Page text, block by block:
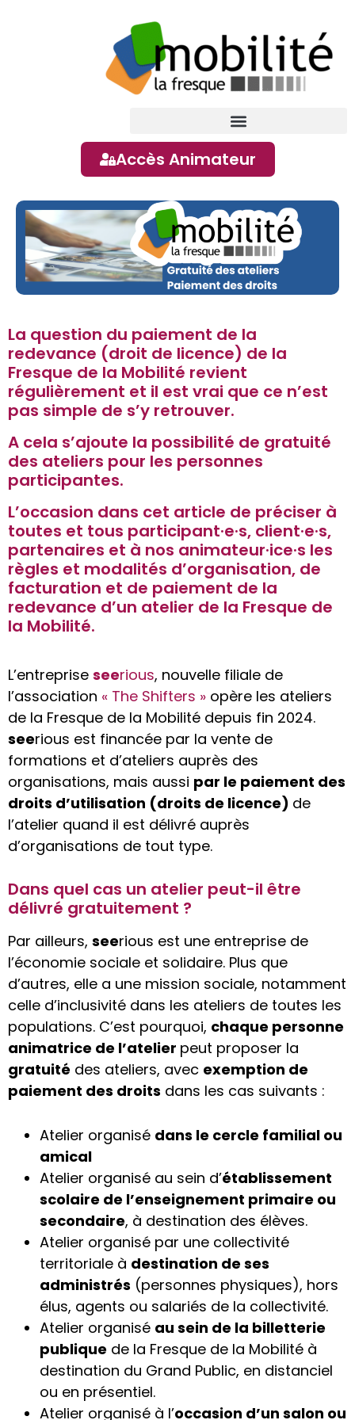
Accès Animateur
La question du paiement de la
redevance (droit de licence) de la
Fresque de la Mobilité revient
régulièrement et il est vrai que ce n’est
pas simple de s’y retrouver.
A cela s’ajoute la possibilité de gratuité
des ateliers pour les personnes
participantes.
L’occasion dans cet article de préciser à
toutes et tous participant·e·s, client·e·s,
partenaires et à nos animateur·ice·s les
règles et modalités d’organisation, de
facturation et de paiement de la
redevance d’un atelier de la Fresque de
la Mobilité.
L’entreprise seerious, nouvelle filiale de
l’association « The Shifters » opère les ateliers
de la Fresque de la Mobilité depuis fin 2024.
seerious est financée par la vente de
formations et d’ateliers auprès des
organisations, mais aussi par le paiement des
droits d’utilisation (droits de licence) de
l’atelier quand il est délivré auprès
d’organisations de tout type.
Dans quel cas un atelier peut-il être
délivré gratuitement ?
Par ailleurs, seerious est une entreprise de
l’économie sociale et solidaire. Plus que
d’autres, elle a une mission sociale, notamment
celle d’inclusivité dans les ateliers de toutes les
populations. C’est pourquoi, chaque personne
animatrice de l’atelier peut proposer la
gratuité des ateliers, avec exemption de
paiement des droits dans les cas suivants :
Atelier organisé dans le cercle familial ou
amical
Atelier organisé au sein d’établissement
scolaire de l’enseignement primaire ou
secondaire, à destination des élèves.
Atelier organisé par une collectivité
territoriale à destination de ses
administrés (personnes physiques), hors
élus, agents ou salariés de la collectivité.
Atelier organisé au sein de la billetterie
publique de la Fresque de la Mobilité à
destination du Grand Public, en distanciel
ou en présentiel.
Atelier organisé à l’occasion d’un salon ou